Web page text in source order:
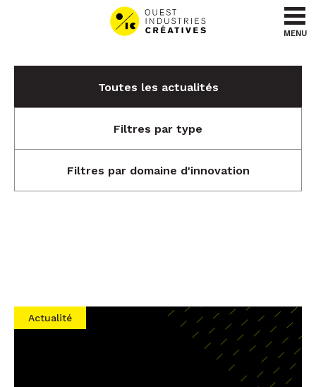
Aller au menu
Aller au contenu
MENU
Toutes les actualités
Filtres par type
Filtres par domaine d'innovation
Actualité